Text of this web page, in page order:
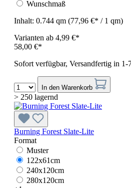
Wunschmaß
Inhalt: 0.744 qm (77,96 €* / 1 qm)
Varianten ab 4,99 €*
58,00 €*
Sofort verfügbar, Versandfertig in 1-
In den Warenkorb
> 250 lagernd
Burning Forest Slate-Lite
Format
Muster
122x61cm
240x120cm
280x120cm